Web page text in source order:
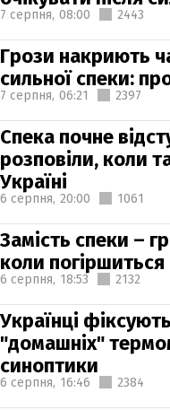
7 серпня, 08:00 2443
Грози накриють
сильної спеки:
7 серпня, 06:21 2397
Спека почне
розповіли, коли
Україні
6 серпня, 20:00 1061
Замість спеки –
коли
6 серпня, 18:53 2132
Українці
"домашніх"
синоптики
6 серпня, 16:46 2384